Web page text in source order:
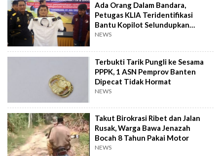
Ada Orang Dalam Bandara,
Petugas KLIA Teridentifikasi
Bantu Kopilot Selundupkan
Ekstasi ke Indonesia
NEWS
Terbukti Tarik Pungli ke Sesama
PPPK, 1 ASN Pemprov Banten
Dipecat Tidak Hormat
NEWS
Takut Birokrasi Ribet dan Jalan
Rusak, Warga Bawa Jenazah
Bocah 8 Tahun Pakai Motor
NEWS